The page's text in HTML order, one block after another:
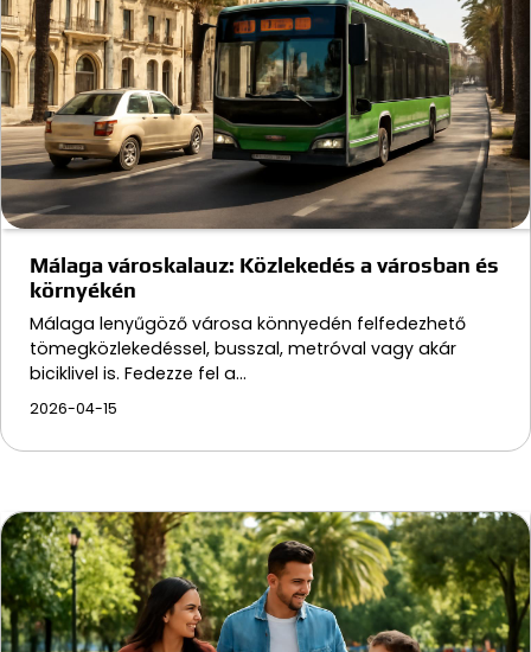
Málaga városkalauz: Közlekedés a városban és
környékén
Málaga lenyűgöző városa könnyedén felfedezhető
tömegközlekedéssel, busszal, metróval vagy akár
biciklivel is. Fedezze fel a…
2026-04-15